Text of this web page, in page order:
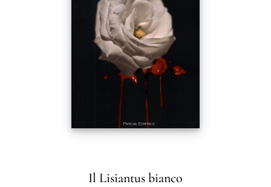
Il Lisiantus bianco